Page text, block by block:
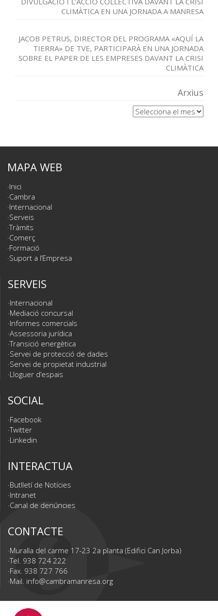
CLIMÀTICA EN UNA JORNADA A MANRESA
JACOB PETRUS, DIRECTOR DEL PROGRAMA «AQUÍ LA
TIERRA» DE TVE, PARTICIPARÀ EN UNA JORNADA
SOBRE EL PAPER DE LES EMPRESES DAVANT LA CRISI
CLIMÀTICA
Arxius
Arxius
MAPA WEB
Inici
Cambra
Internacional
Serveis
Tràmits
Comerç
Formació
Suport a l’Empresa
SERVEIS
Internacional
Mediació concursal
Informes comercials
Assessoria jurídica
Transició energètica
Servei de protecció de dades
Servei de propietat industrial
Lloguer d’espais
SOCIAL
Facebook
Twitter
Linkedin
INTERACTUA
Butlletí de Notícies
Intranet
Canal de denúncies
CONTACTE
Muralla del carme 17-23 2a planta (Edifici Can Jorba)
Tel. 938 724 222
Fax. 938 727 766
Mail. info@cambramanresa.org